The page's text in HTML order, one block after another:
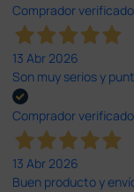
Comprador verificado
13 Abr 2026
Son muy serios y
Comprador verificado
13 Abr 2026
Buen producto y